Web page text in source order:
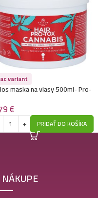
Soul – Volumizing
variant
maska na vlasy 500ml- Pro-
€
PRIDAŤ DO KOŠÍKA